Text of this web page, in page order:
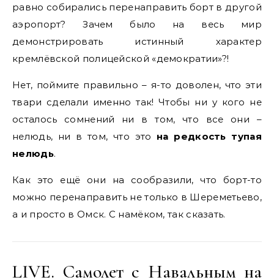
равно собирались перенаправить борт в другой
аэропорт? Зачем было на весь мир
демонстрировать истинный характер
кремлёвской полицейской «демократии»?!
Нет, поймите правильно – я-то доволен, что эти
твари сделали именно так! Чтобы ни у кого не
осталось сомнений ни в том, что все они –
нелюдь, ни в том, что это на редкость тупая
нелюдь.
Как это ещё они на сообразили, что борт-то
можно перенаправить не только в Шереметьево,
а и просто в Омск. С намёком, так сказать.
LIVE. Самолет с Навальным на